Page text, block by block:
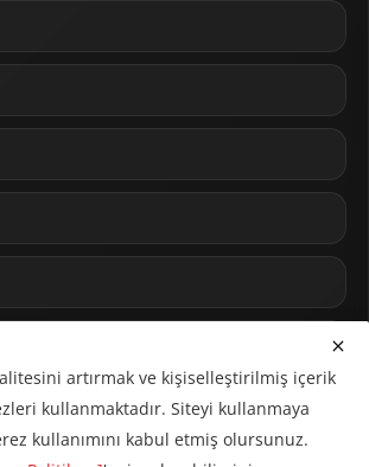
artırmak ve kişiselleştirilmiş içerik
kullanmaktadır. Siteyi kullanmaya
kullanımını kabul etmiş olursunuz.